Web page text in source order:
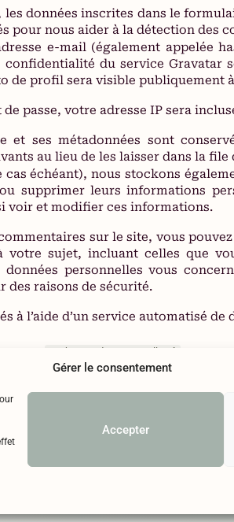
Gérer le consentement
Accepter
données inscrites dans le
pour nous aider à la détection des
e-mail (également appelée
du service Gravatar
de profil sera visible publiquement
passe, votre adresse IP sera
et ses métadonnées sont
au lieu de les laisser dans la file
échéant), nous stockons
supprimer leurs informations
voir et modifier ces informations.
sur le site, vous
votre sujet, incluant celles que
personnelles vous
des raisons de sécurité.
à l’aide d’un service automatisé
Le chateau des Fontanelles
dangereux pour la santé, à consommer